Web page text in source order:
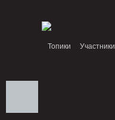
Топики Участники